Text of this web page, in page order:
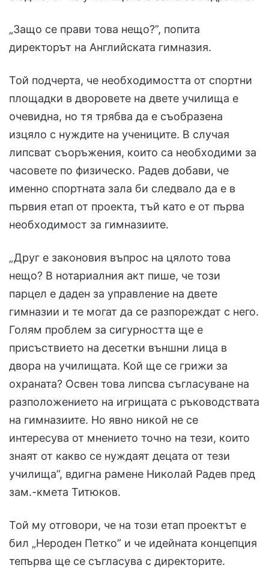
„Защо се прави това нещо?”, попита
директорът на Английската гимназия.
Той подчерта, че необходимостта от спортни
площадки в дворовете на двете училища е
очевидна, но тя трябва да е съобразена
изцяло с нуждите на учениците. В случая
липсват съоръжения, които са необходими за
часовете по физическо. Радев добави, че
именно спортната зала би следвало да е в
първия етап от проекта, тъй като е от първа
необходимост за гимназиите.
„Друг е законовия въпрос на цялото това
нещо? В нотариалния акт пише, че този
парцел е даден за управление на двете
гимназии и те могат да се разпореждат с него.
Голям проблем за сигурността ще е
присъствието на десетки външни лица в
двора на училищата. Кой ще се грижи за
охраната? Освен това липсва съгласуване на
разположението на игрищата с ръководствата
на гимназиите. Но явно никой не се
интересува от мнението точно на тези, които
знаят от какво се нуждаят децата от тези
училища”, вдигна рамене Николай Радев пред
зам.-кмета Титюков.
Той му отговори, че на този етап проектът е
бил „Нероден Петко” и че идейната концепция
тепърва ще се съгласува с директорите.